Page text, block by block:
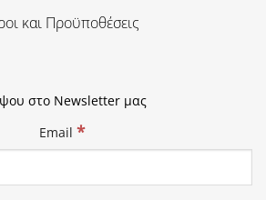
και Προϋποθέσεις
στο Newsletter μας
Email *